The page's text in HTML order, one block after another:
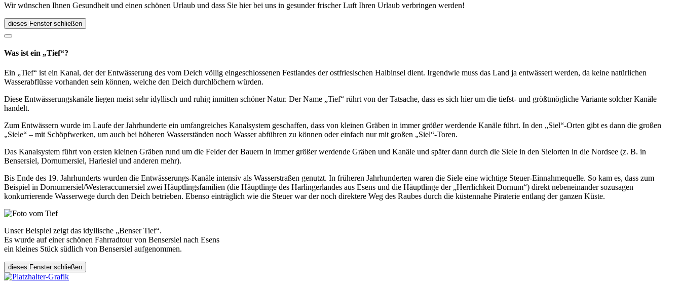
Wir wünschen Ihnen Gesundheit und einen schönen Urlaub und dass Sie hier bei uns in gesunder frischer Luft Ihren Urlaub verbringen werden!
dieses Fenster schließen
Was ist ein „Tief“?
Ein „Tief“ ist ein Kanal, der der Entwässerung des vom Deich völlig eingeschlossenen Festlandes der ostfriesischen Halbinsel dient. Irgendwie muss das Land ja entwässert werden, da keine natürlichen
Wasserabflüsse vorhanden sein können, welche den Deich durchlöchern würden.
Diese Entwässerungskanäle liegen meist sehr idyllisch und ruhig inmitten schöner Natur. Der Name „Tief“ rührt von der Tatsache, dass es sich hier um die tiefst- und größtmögliche Variante solcher Kanäle
handelt.
Zum Entwässern wurde im Laufe der Jahrhunderte ein umfangreiches Kanalsystem geschaffen, dass von kleinen Gräben in immer größer werdende Kanäle führt. In den „Siel“-Orten gibt es dann die großen
„Siele“ – mit Schöpfwerken, um auch bei höheren Wasserständen noch Wasser abführen zu können oder einfach nur mit großen „Siel“-Toren.
Das Kanalsystem führt von ersten kleinen Gräben rund um die Felder der Bauern in immer größer werdende Gräben und Kanäle und später dann durch die Siele in den Sielorten in die Nordsee (z. B. in
Bensersiel, Dornumersiel, Harlesiel und anderen mehr).
Bis Ende des 19. Jahrhunderts wurden die Entwässerungs-Kanäle intensiv als Wasserstraßen genutzt. In früheren Jahrhunderten waren die Siele eine wichtige Steuer-Einnahmequelle. So kam es, dass zum
Beispiel in Dornumersiel/Westeraccumersiel zwei Häuptlingsfamilien (die Häuptlinge des Harlingerlandes aus Esens und die Häuptlinge der „Herrlichkeit Dornum“) direkt nebeneinander sozusagen
konkurrierende Wasserwege durch den Deich betrieben. Ebenso einträglich wie die Steuer war der noch direktere Weg des Raubes durch die küstennahe Piraterie entlang der ganzen Küste.
Unser Beispiel zeigt das idyllische „Benser Tief“.
Es wurde auf einer schönen Fahrradtour von Bensersiel nach Esens
ein kleines Stück südlich von Bensersiel aufgenommen.
dieses Fenster schließen